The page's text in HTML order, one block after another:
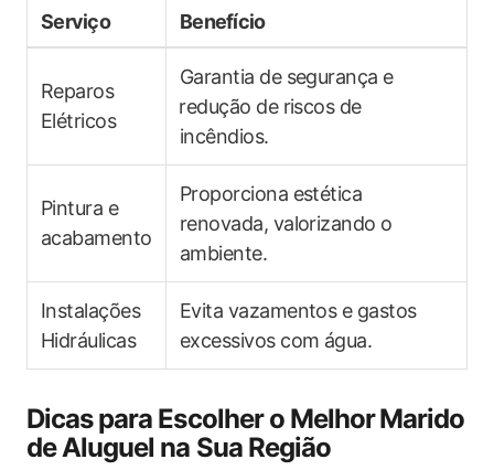
Serviço Benefício
Reparos
Elétricos
Garantia de segurança e
⁢redução de riscos‌ de ​
incêndios.
Pintura e
acabamento
Proporciona estética
renovada, valorizando o
ambiente.
Instalações
Hidráulicas
Evita vazamentos e gastos
excessivos com água.
Dicas para Escolher o Melhor⁣ Marido
de Aluguel na ‍Sua Região